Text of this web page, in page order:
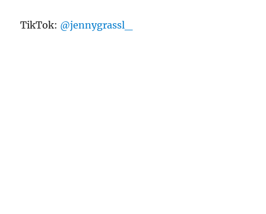
TikTok: @jennygrassl_